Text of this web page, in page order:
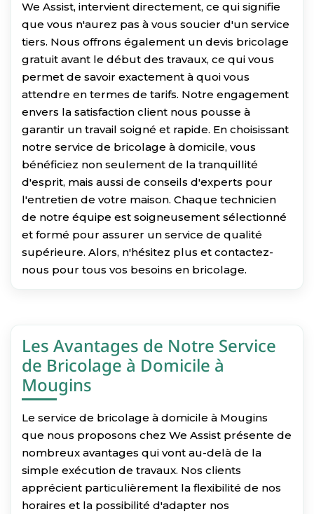
We Assist, intervient directement, ce qui signifie
que vous n'aurez pas à vous soucier d'un service
tiers. Nous offrons également un devis bricolage
gratuit avant le début des travaux, ce qui vous
permet de savoir exactement à quoi vous
attendre en termes de tarifs. Notre engagement
envers la satisfaction client nous pousse à
garantir un travail soigné et rapide. En choisissant
notre service de bricolage à domicile, vous
bénéficiez non seulement de la tranquillité
d'esprit, mais aussi de conseils d'experts pour
l'entretien de votre maison. Chaque technicien
de notre équipe est soigneusement sélectionné
et formé pour assurer un service de qualité
supérieure. Alors, n'hésitez plus et contactez-
nous pour tous vos besoins en bricolage.
Les Avantages de Notre Service
de Bricolage à Domicile à
Mougins
Le service de bricolage à domicile à Mougins
que nous proposons chez We Assist présente de
nombreux avantages qui vont au-delà de la
simple exécution de travaux. Nos clients
apprécient particulièrement la flexibilité de nos
horaires et la possibilité d'adapter nos